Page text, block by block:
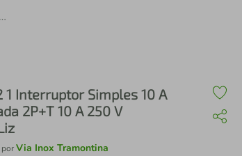
Conjunto 4x2 1 Interruptor Simples 10 A 250 V 1 Tomada 2P+T 10 A 250 V Tramontina Liz
1 Interruptor Simples 10 A
2P+T 10 A 250 V
porVia Inox Tramontina